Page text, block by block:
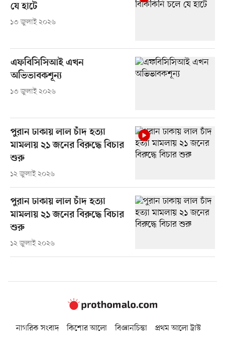
যে হাটে
১৩ জুলাই ২০২৬
এফবিসিসিআই এখন
অভিভাবকশূন্য
১৩ জুলাই ২০২৬
পুরান ঢাকায় লাল চাঁদ হত্যা
মামলায় ২১ জনের বিরুদ্ধে বিচার
শুরু
১২ জুলাই ২০২৬
পুরান ঢাকায় লাল চাঁদ হত্যা
মামলায় ২১ জনের বিরুদ্ধে বিচার
শুরু
১২ জুলাই ২০২৬
নাগরিক সংবাদ কিশোর আলো বিজ্ঞানচিন্তা
প্রথম আলো ট্রাস্ট